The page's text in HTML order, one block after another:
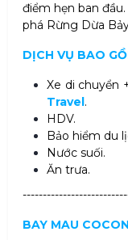
điểm hẹn ban
phá Rừng Dừa
DỊCH VỤ BAO
Xe di chuyển
Travel .
HDV.
Bảo hiểm du
Nước suối.
Ăn trưa.
BAY MAU